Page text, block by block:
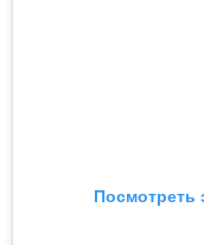
Посмотреть